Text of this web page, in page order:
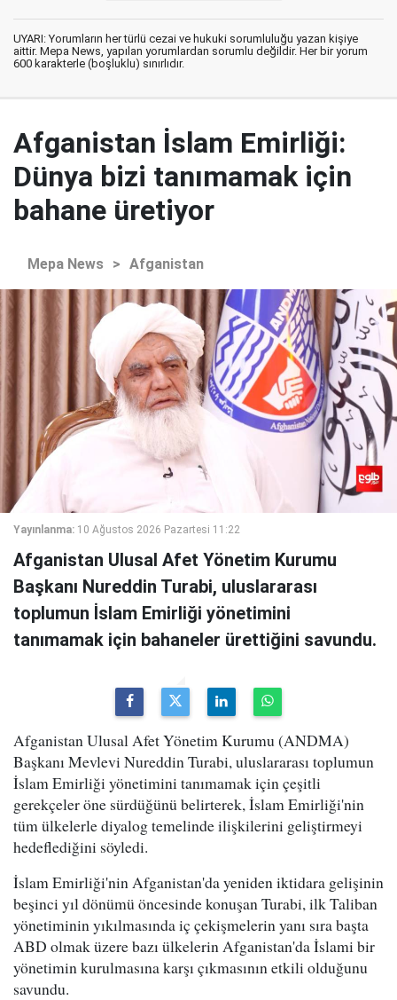
UYARI: Yorumların her türlü cezai ve hukuki sorumluluğu yazan kişiye
aittir. Mepa News, yapılan yorumlardan sorumlu değildir. Her bir yorum
600 karakterle (boşluklu) sınırlıdır.
Afganistan İslam Emirliği:
Dünya bizi tanımamak için
bahane üretiyor
Mepa News > Afganistan
Yayınlanma: 10 Ağustos 2026 Pazartesi 11:22
Afganistan Ulusal Afet Yönetim Kurumu
Başkanı Nureddin Turabi, uluslararası
toplumun İslam Emirliği yönetimini
tanımamak için bahaneler ürettiğini savundu.
Afganistan Ulusal Afet Yönetim Kurumu (ANDMA)
Başkanı Mevlevi Nureddin Turabi, uluslararası toplumun
İslam Emirliği yönetimini tanımamak için çeşitli
gerekçeler öne sürdüğünü belirterek, İslam Emirliği'nin
tüm ülkelerle diyalog temelinde ilişkilerini geliştirmeyi
hedeflediğini söyledi.
İslam Emirliği'nin Afganistan'da yeniden iktidara gelişinin
beşinci yıl dönümü öncesinde konuşan Turabi, ilk Taliban
yönetiminin yıkılmasında iç çekişmelerin yanı sıra başta
ABD olmak üzere bazı ülkelerin Afganistan'da İslami bir
yönetimin kurulmasına karşı çıkmasının etkili olduğunu
savundu.